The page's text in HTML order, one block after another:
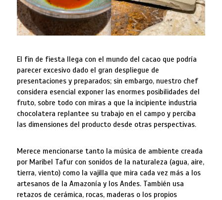
El fin de fiesta llega con el mundo del cacao que podría
parecer excesivo dado el gran despliegue de
presentaciones y preparados; sin embargo, nuestro chef
considera esencial exponer las enormes posibilidades del
fruto, sobre todo con miras a que la incipiente industria
chocolatera replantee su trabajo en el campo y perciba
las dimensiones del producto desde otras perspectivas.
Merece mencionarse tanto la música de ambiente creada
por Maribel Tafur con sonidos de la naturaleza (agua, aire,
tierra, viento) como la vajilla que mira cada vez más a los
artesanos de la Amazonía y los Andes. También usa
retazos de cerámica, rocas, maderas o los propios